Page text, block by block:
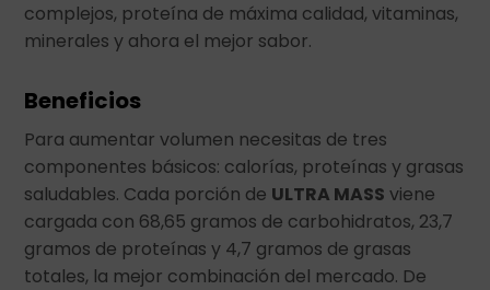
complejos, proteína de máxima calidad, vitaminas,
minerales y ahora el mejor sabor.
Beneficios
Para aumentar volumen necesitas de tres
componentes básicos: calorías, proteínas y grasas
saludables. Cada porción de ULTRA MASS viene
cargada con 68,65 gramos de carbohidratos, 23,7
gramos de proteínas y 4,7 gramos de grasas
totales, la mejor combinación del mercado. De